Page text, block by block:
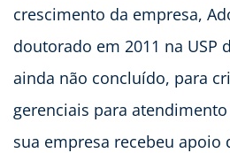
crescimento da empresa,
doutorado em 2011 na USP
ainda não concluído, para
gerenciais para
sua empresa recebeu apoio